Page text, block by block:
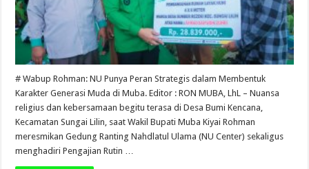
# Wabup Rohman: NU Punya Peran Strategis dalam Membentuk
Karakter Generasi Muda di Muba. Editor : RON MUBA, LhL – Nuansa
religius dan kebersamaan begitu terasa di Desa Bumi Kencana,
Kecamatan Sungai Lilin, saat Wakil Bupati Muba Kiyai Rohman
meresmikan Gedung Ranting Nahdlatul Ulama (NU Center) sekaligus
menghadiri Pengajian Rutin …